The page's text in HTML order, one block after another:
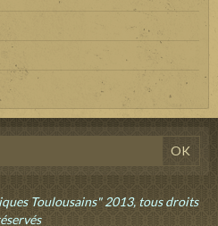
Toulousains" 2013, tous droits